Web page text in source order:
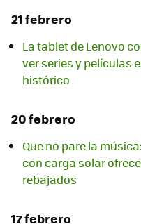
21 febrero
La tablet de Lenovo
ver series y películas
histórico
20 febrero
Que no pare la
con carga solar
rebajados
17 febrero